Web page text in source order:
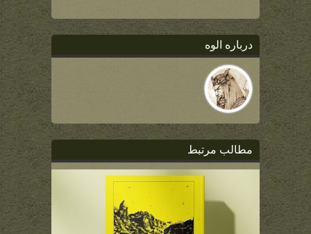
درباره الوه
مطالب مرتبط